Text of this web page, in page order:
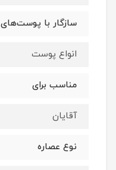
سازگار با پوست‌های
انواع پوست
مناسب برای
آقایان
نوع عصاره